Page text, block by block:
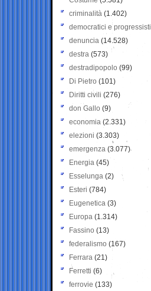
criminalità (1.402)
democratici e progressisti
denuncia (14.528)
destra (573)
destradipopolo (99)
Di Pietro (101)
Diritti civili (276)
don Gallo (9)
economia (2.331)
elezioni (3.303)
emergenza (3.077)
Energia (45)
Esselunga (2)
Esteri (784)
Eugenetica (3)
Europa (1.314)
Fassino (13)
federalismo (167)
Ferrara (21)
Ferretti (6)
ferrovie (133)